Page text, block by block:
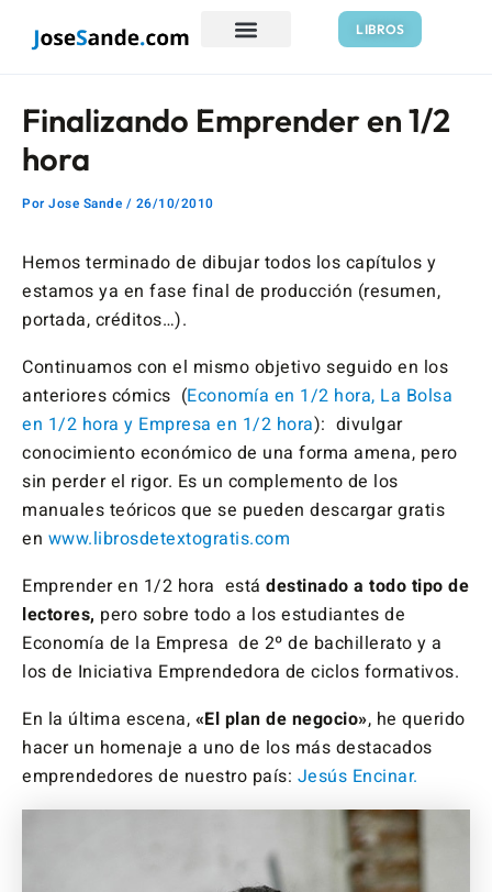
LIBROS
Finalizando Emprender en 1/2
hora
Por Jose Sande / 26/10/2010
Hemos terminado de dibujar todos los capítulos y
estamos ya en fase final de producción (resumen,
portada, créditos…).
Continuamos con el mismo objetivo seguido en los
anteriores cómics (Economía en 1/2 hora, La Bolsa
en 1/2 hora y Empresa en 1/2 hora): divulgar
conocimiento económico de una forma amena, pero
sin perder el rigor. Es un complemento de los
manuales teóricos que se pueden descargar gratis
en www.librosdetextogratis.com
Emprender en 1/2 hora está destinado a todo tipo de
lectores, pero sobre todo a los estudiantes de
Economía de la Empresa de 2º de bachillerato y a
los de Iniciativa Emprendedora de ciclos formativos.
En la última escena, «El plan de negocio», he querido
hacer un homenaje a uno de los más destacados
emprendedores de nuestro país: Jesús Encinar.
de